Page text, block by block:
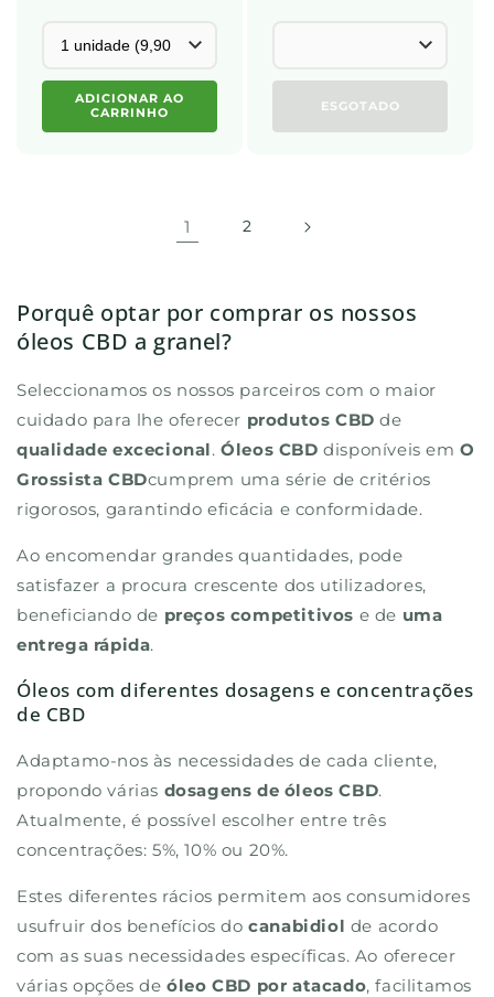
ADICIONAR AO
CARRINHO
ESGOTADO
1 2
Porquê optar por comprar os nossos
óleos CBD a granel?
Seleccionamos os nossos parceiros com o maior
cuidado para lhe oferecer produtos CBD de
qualidade excecional.Óleos CBD disponíveis emO
Grossista CBDcumprem uma série de critérios
rigorosos, garantindo eficácia e conformidade.
Ao encomendar grandes quantidades, pode
satisfazer a procura crescente dos utilizadores,
beneficiando de preços competitivos e de uma
entrega rápida.
Óleos com diferentes dosagens e concentrações
de CBD
Adaptamo-nos às necessidades de cada cliente,
propondo várias dosagens de óleos CBD.
Atualmente, é possível escolher entre três
concentrações: 5%, 10% ou 20%.
Estes diferentes rácios permitem aos consumidores
usufruir dos benefícios docanabidiol de acordo
com as suas necessidades específicas. Ao oferecer
várias opções deóleo CBD por atacado, facilitamos
sua primeira
encomenda
E obter alguns bons conselhos sobre o
CBD e a forma de o utilizar!
RECEBER O MEU CÓDIGO